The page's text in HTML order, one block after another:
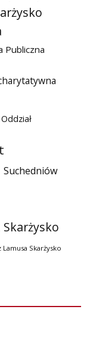
Publiczna
Suchedniów
Lamusa Skarżysko